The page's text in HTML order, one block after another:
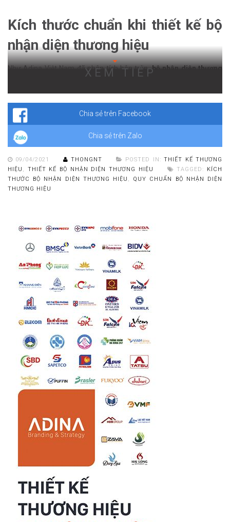
Kích thước chuẩn khi thiết kế bộ
nhận diện thương hiệu
Như Adina Việt Nam đã phân tích bên trên,bộ nhận diện thương
thước thiết kế riêng. Dưới đây là chi tiếtquy chuẩn bộ nhận diện
thương hiệu
XEM TIẾP
Chia sẻ trên Facebook
Chia sẻ trên Zalo
09/04/2021 THONGNT POSTED IN:THIẾT KẾ THƯƠNG
HIỆU , THIẾT KẾ BỘ NHẬN DIỆN THƯƠNG HIỆU TAGGED: KÍCH
THƯỚC BỘ NHẬN DIỆN THƯƠNG HIỆU , QUY CHUẨN BỘ NHẬN DIỆN
THƯƠNG HIỆU